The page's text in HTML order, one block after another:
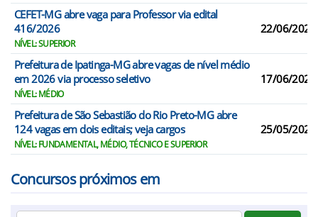
CEFET-MG abre vaga para Professor via edital
416/2026
NÍVEL: SUPERIOR
22/06/2026
Prefeitura de Ipatinga-MG abre vagas de nível médio
em 2026 via processo seletivo
NÍVEL: MÉDIO
17/06/2026
Prefeitura de São Sebastião do Rio Preto-MG abre
124 vagas em dois editais; veja cargos
NÍVEL: FUNDAMENTAL, MÉDIO, TÉCNICO E SUPERIOR
25/05/2026
Concursos próximos em